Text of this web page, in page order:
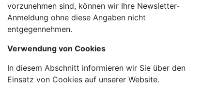
vorzunehmen sind, können wir Ihre Newsletter-
Anmeldung ohne diese Angaben nicht
entgegennehmen.
Verwendung von Cookies
In diesem Abschnitt informieren wir Sie über den
Einsatz von Cookies auf unserer Website.